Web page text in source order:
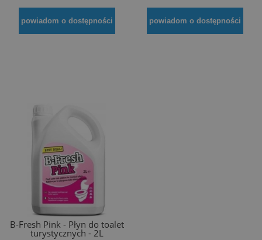
powiadom o dostępności powiadom o dostępności
B-Fresh Pink - Płyn do toalet
turystycznych - 2L